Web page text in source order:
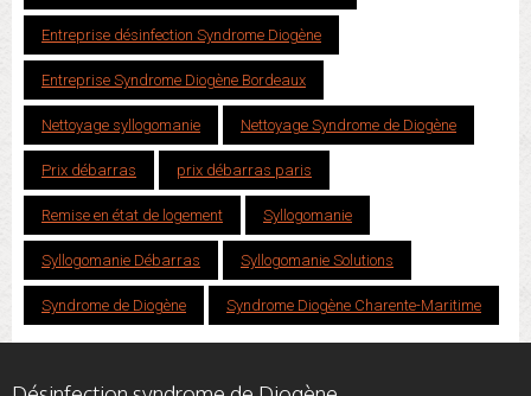
Entreprise désinfection Syndrome Diogène
Entreprise Syndrome Diogène Bordeaux
Nettoyage syllogomanie Nettoyage Syndrome de Diogène
Prix débarras prix débarras paris
Remise en état de logement Syllogomanie
Syllogomanie Débarras Syllogomanie Solutions
Syndrome de Diogène Syndrome Diogène Charente-Maritime